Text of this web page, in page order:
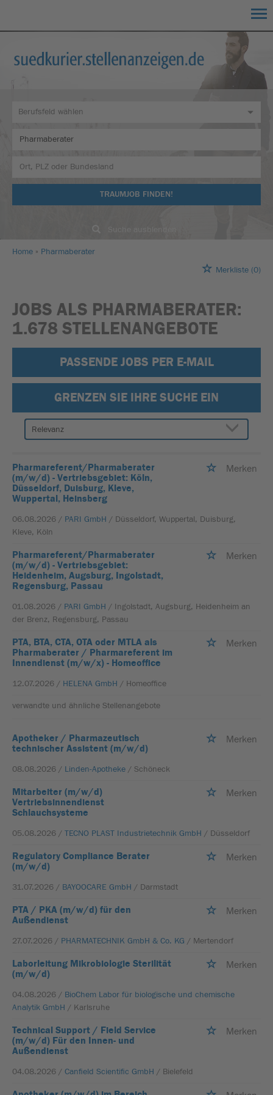
TRAUMJOB FINDEN!
Home
Pharmaberater
Merkliste (0)
JOBS ALS PHARMABERATER:
1.678 STELLENANGEBOTE
PASSENDE JOBS PER E-MAIL
GRENZEN SIE IHRE SUCHE EIN
Pharmareferent/Pharmaberater
(m/w/d) - Vertriebsgebiet: Köln,
Düsseldorf, Duisburg, Kleve,
Wuppertal, Heinsberg
Merken
06.08.2026 / PARI GmbH / Düsseldorf, Wuppertal, Duisburg,
Kleve, Köln
Pharmareferent/Pharmaberater
(m/w/d) - Vertriebsgebiet:
Heidenheim, Augsburg, Ingolstadt,
Regensburg, Passau
Merken
01.08.2026 / PARI GmbH / Ingolstadt, Augsburg, Heidenheim an
der Brenz, Regensburg, Passau
PTA, BTA, CTA, OTA oder MTLA als
Pharmaberater / Pharmareferent im
Innendienst (m/w/x) - Homeoffice
Merken
12.07.2026 / HELENA GmbH / Homeoffice
verwandte und ähnliche Stellenangebote
Apotheker / Pharmazeutisch
technischer Assistent (m/w/d)
Merken
08.08.2026 / Linden-Apotheke / Schöneck
Mitarbeiter (m/w/d)
Vertriebsinnendienst
Schlauchsysteme
Merken
05.08.2026 / TECNO PLAST Industrietechnik GmbH / Düsseldorf
Regulatory Compliance Berater
(m/w/d)
Merken
31.07.2026 / BAYOOCARE GmbH / Darmstadt
PTA / PKA (m/w/d) für den
Außendienst
Merken
27.07.2026 / PHARMATECHNIK GmbH & Co. KG / Mertendorf
Laborleitung Mikrobiologie Sterilität
(m/w/d)
Merken
04.08.2026 / BioChem Labor für biologische und chemische
Analytik GmbH / Karlsruhe
Technical Support / Field Service
(m/w/d) Für den Innen- und
Außendienst
Merken
04.08.2026 / Canfield Scientific GmbH / Bielefeld